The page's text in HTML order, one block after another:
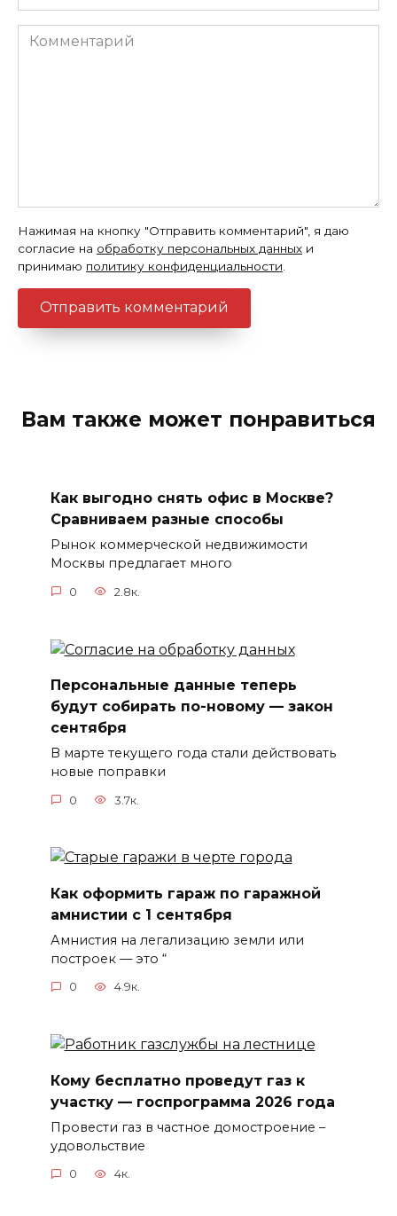
*
Комментарий
Нажимая на кнопку "Отправить комментарий", я даю
согласие на обработку персональных данных и
принимаю политику конфиденциальности
Вам также может понравиться
Как выгодно снять офис в Москве?
Сравниваем разные способы
Рынок коммерческой недвижимости
Москвы предлагает много
0 2.8к.
Персональные данные теперь
будут собирать по-новому — закон
сентября
В марте текущего года стали действовать
новые поправки
0 3.7к.
Как оформить гараж по гаражной
амнистии с 1 сентября
Амнистия на легализацию земли или
построек — это “
0 4.9к.
Кому бесплатно проведут газ к
участку — госпрограмма 2026 года
Провести газ в частное домостроение –
удовольствие
0 4к.